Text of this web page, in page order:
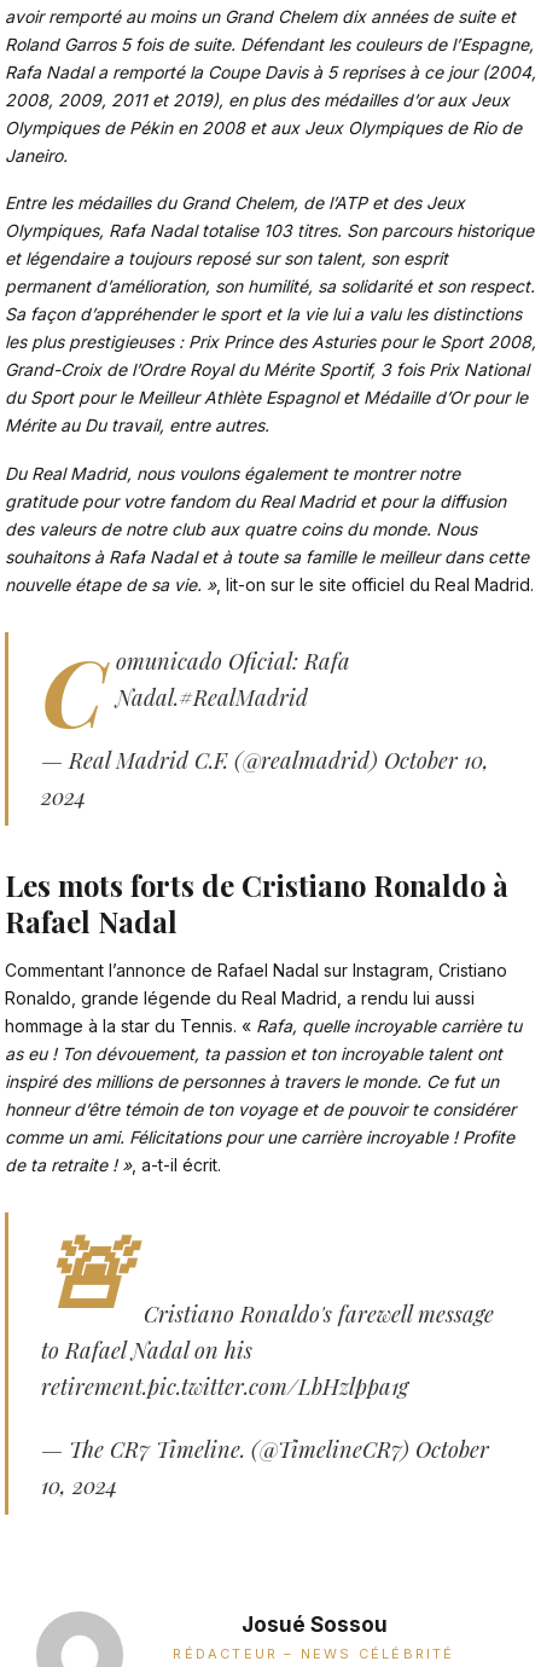
avoir remporté au moins un Grand Chelem dix années de suite et
Roland Garros 5 fois de suite. Défendant les couleurs de l’Espagne,
Rafa Nadal a remporté la Coupe Davis à 5 reprises à ce jour (2004,
2008, 2009, 2011 et 2019), en plus des médailles d’or aux Jeux
Olympiques de Pékin en 2008 et aux Jeux Olympiques de Rio de
Janeiro.
Entre les médailles du Grand Chelem, de l’ATP et des Jeux
Olympiques, Rafa Nadal totalise 103 titres. Son parcours historique
et légendaire a toujours reposé sur son talent, son esprit
permanent d’amélioration, son humilité, sa solidarité et son respect.
Sa façon d’appréhender le sport et la vie lui a valu les distinctions
les plus prestigieuses : Prix Prince des Asturies pour le Sport 2008,
Grand-Croix de l’Ordre Royal du Mérite Sportif, 3 fois Prix National
du Sport pour le Meilleur Athlète Espagnol et Médaille d’Or pour le
Mérite au Du travail, entre autres.
Du Real Madrid, nous voulons également te montrer notre
gratitude pour votre fandom du Real Madrid et pour la diffusion
des valeurs de notre club aux quatre coins du monde. Nous
souhaitons à Rafa Nadal et à toute sa famille le meilleur dans cette
nouvelle étape de sa vie. », lit-on sur le site officiel du Real Madrid.
C omunicado Oficial: Rafa
Nadal.#RealMadrid
— Real Madrid C.F. (@realmadrid) October 10,
2024
Les mots forts de Cristiano Ronaldo à
Rafael Nadal
Commentant l’annonce de Rafael Nadal sur Instagram, Cristiano
Ronaldo , grande légende du Real Madrid, a rendu lui aussi
hommage à la star du Tennis. « Rafa, quelle incroyable carrière tu
as eu ! Ton dévouement, ta passion et ton incroyable talent ont
inspiré des millions de personnes à travers le monde. Ce fut un
honneur d’être témoin de ton voyage et de pouvoir te considérer
comme un ami. Félicitations pour une carrière incroyable ! Profite
de ta retraite ! », a-t-il écrit.
🚨 Cristiano Ronaldo's farewell message
to Rafael Nadal on his
retirement.pic.twitter.com/LbHzlppa1g
— The CR7 Timeline. (@TimelineCR7) October
10, 2024
Josué Sossou
RÉDACTEUR – NEWS CÉLÉBRITÉ